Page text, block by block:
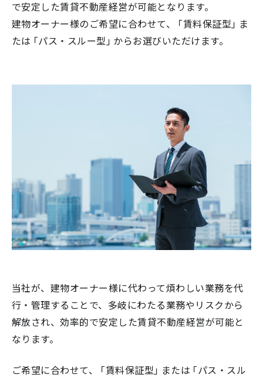
で安定した賃貸不動産経営が可能となります。
建物オーナー様のご希望に合わせて、「賃料保証型」ま
たは「パス・スルー型」からお選びいただけます。
当社が、建物オーナー様に代わって煩わしい業務を代
行・管理することで、多岐にわたる業務やリスクから
解放され、効率的で安定した賃貸不動産経営が可能と
なります。
ご希望に合わせて、「賃料保証型」または「パス・スル